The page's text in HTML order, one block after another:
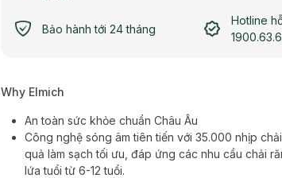
Bảo hành tới 24 tháng
Hotline
Why Elmich
An toàn sức khỏe chuẩn Châu Âu
Công nghệ sóng âm tiên tiến với 35.000 nhịp
quả làm sạch tối ưu, đáp ứng các nhu cầu chải
lứa tuổi từ 6-12 tuổi.